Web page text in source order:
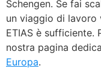
Schengen. Se fai
un viaggio di lavoro
ETIAS è sufficiente.
nostra pagina
Europa.